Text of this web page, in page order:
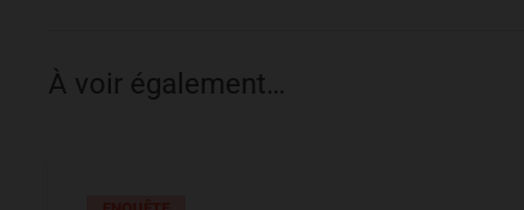
À voir également…